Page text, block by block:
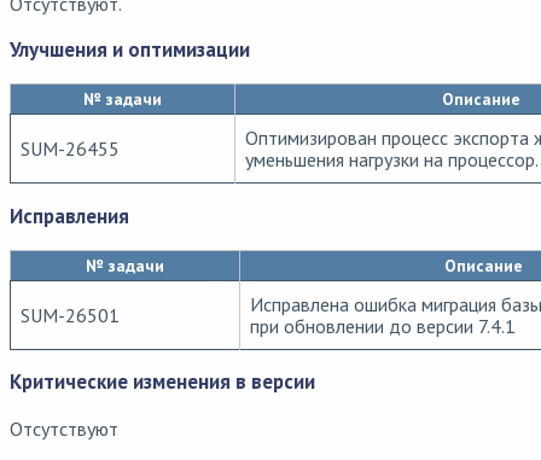
Улучшения и оптимизации
№ задачи Описание
SUM-26455
Оптимизирован процесс экспорта
уменьшения нагрузки на процессор.
Исправления
№ задачи Описание
SUM-26501
Исправлена ошибка миграция
при обновлении до версии 7.4.1
Критические изменения в версии
Отсутствуют